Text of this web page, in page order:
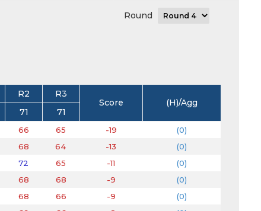
Round
R2
R3
Score
(H)/Agg
71 71
66 65 -19
(0)
68 64 -13
(0)
72 65 -11
(0)
68 68 -9
(0)
68 66 -9
(0)